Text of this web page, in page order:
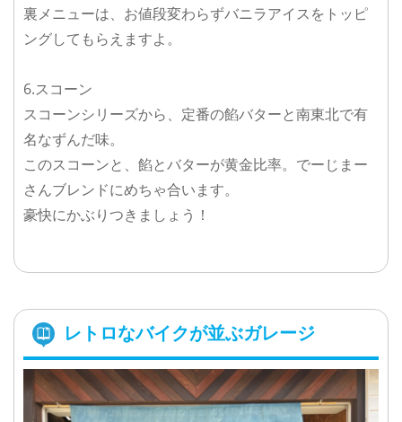
裏メニューは、お値段変わらずバニラアイスをトッピ
ングしてもらえますよ。
6.スコーン
スコーンシリーズから、定番の餡バターと南東北で有
名なずんだ味。
このスコーンと、餡とバターが黄金比率。でーじまー
さんブレンドにめちゃ合います。
豪快にかぶりつきましょう！
レトロなバイクが並ぶガレージ